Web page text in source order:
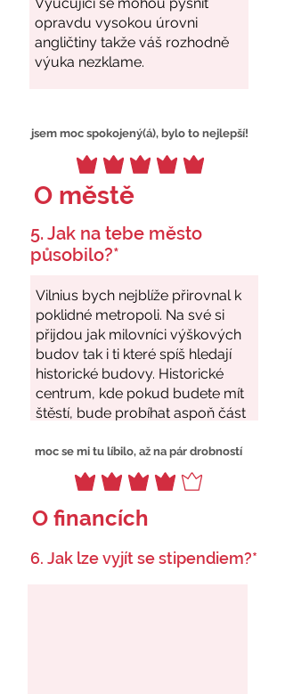
jsem moc spokojený(á), bylo to nejlepší!
O městě
5. Jak na tebe město
působilo?*
moc se mi tu líbilo, až na pár drobností
O financích
6. Jak lze vyjít se stipendiem?*